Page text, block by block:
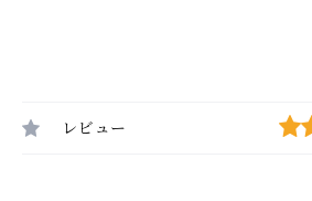
レビュー